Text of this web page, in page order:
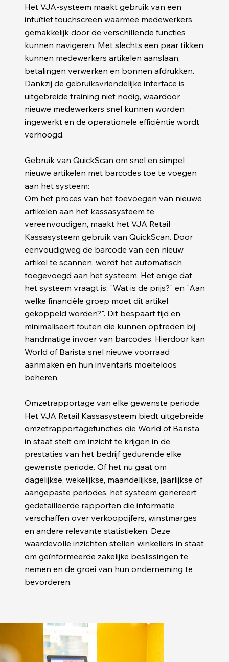
Het VJA-systeem maakt gebruik van een
intuïtief touchscreen waarmee medewerkers
gemakkelijk door de verschillende functies
kunnen navigeren. Met slechts een paar tikken
kunnen medewerkers artikelen aanslaan,
betalingen verwerken en bonnen afdrukken.
Dankzij de gebruiksvriendelijke interface is
uitgebreide training niet nodig, waardoor
nieuwe medewerkers snel kunnen worden
ingewerkt en de operationele efficiëntie wordt
verhoogd.
Gebruik van QuickScan om snel en simpel
nieuwe artikelen met barcodes toe te voegen
aan het systeem:
Om het proces van het toevoegen van nieuwe
artikelen aan het kassasysteem te
vereenvoudigen, maakt het VJA Retail
Kassasysteem gebruik van QuickScan. Door
eenvoudigweg de barcode van een nieuw
artikel te scannen, wordt het automatisch
toegevoegd aan het systeem. Het enige dat
het systeem vraagt is: "Wat is de prijs?" en "Aan
welke financiële groep moet dit artikel
gekoppeld worden?". Dit bespaart tijd en
minimaliseert fouten die kunnen optreden bij
handmatige invoer van barcodes. Hierdoor kan
World of Barista snel nieuwe voorraad
aanmaken en hun inventaris moeiteloos
beheren.
Omzetrapportage van elke gewenste periode:
Het VJA Retail Kassasysteem biedt uitgebreide
omzetrapportagefuncties die World of Barista
in staat stelt om inzicht te krijgen in de
prestaties van het bedrijf gedurende elke
gewenste periode. Of het nu gaat om
dagelijkse, wekelijkse, maandelijkse, jaarlijkse of
aangepaste periodes, het systeem genereert
gedetailleerde rapporten die informatie
verschaffen over verkoopcijfers, winstmarges
en andere relevante statistieken. Deze
waardevolle inzichten stellen winkeliers in staat
om geïnformeerde zakelijke beslissingen te
nemen en de groei van hun onderneming te
bevorderen.